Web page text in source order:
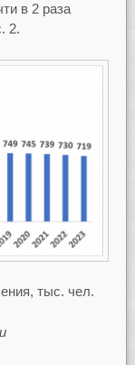
в 2 раза
2.
тыс. чел.